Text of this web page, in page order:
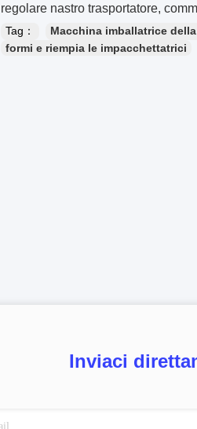
regolare nastro trasportatore,
Tag： Macchina imballatrice
formi e riempia le impacchettatrici
Inviaci